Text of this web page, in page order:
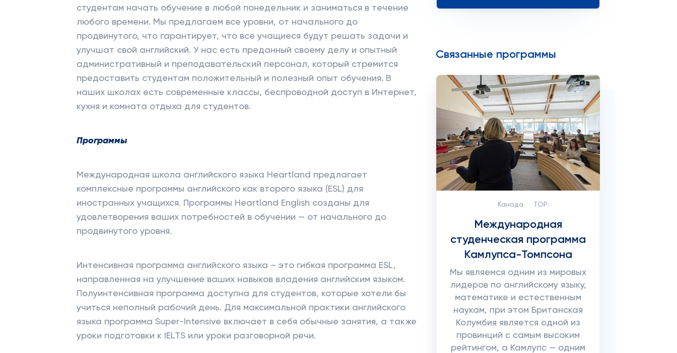
студентам начать обучение в любой понедельник и заниматься в течение
любого времени. Мы предлагаем все уровни, от начального до
продвинутого, что гарантирует, что все учащиеся будут решать задачи и
улучшат свой английский. У нас есть преданный своему делу и опытный
административный и преподавательский персонал, который стремится
предоставить студентам положительный и полезный опыт обучения. В
наших школах есть современные классы, беспроводной доступ в Интернет,
кухня и комната отдыха для студентов.
Программы
Международная школа английского языка Heartland предлагает
комплексные программы английского как второго языка (ESL) для
иностранных учащихся. Программы Heartland English созданы для
удовлетворения ваших потребностей в обучении — от начального до
продвинутого уровня.
Интенсивная программа английского языка – это гибкая программа ESL,
направленная на улучшение ваших навыков владения английским языком.
Полуинтенсивная программа доступна для студентов, которые хотели бы
учиться неполный рабочий день. Для максимальной практики английского
языка программа Super-Intensive включает в себя обычные занятия, а также
уроки подготовки к IELTS или уроки разговорной речи.
Связанные программы
Канада TOP:
Международная
студенческая программа
Камлупса-Томпсона
Мы являемся одним из мировых
лидеров по английскому языку,
математике и естественным
наукам, при этом Британская
Колумбия является одной из
провинций с самым высоким
рейтингом, а Камлупс — одним